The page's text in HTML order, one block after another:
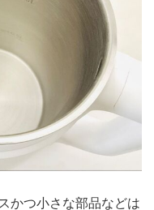
かつ小さな部品などは